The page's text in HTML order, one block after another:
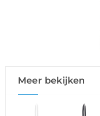
Meer bekijken